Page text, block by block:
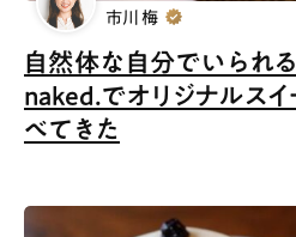
自然体な自分でいられ
naked.でオリジナルスイ
べてきた
市川 梅